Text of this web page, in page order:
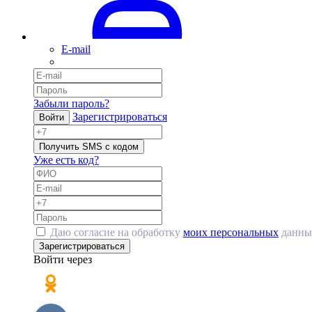
E-mail
Забыли пароль?
Войти Зарегистрироваться
Получить SMS с кодом
Уже есть код?
Даю согласие на обработку моих персональных
Зарегистрироваться
Войти через